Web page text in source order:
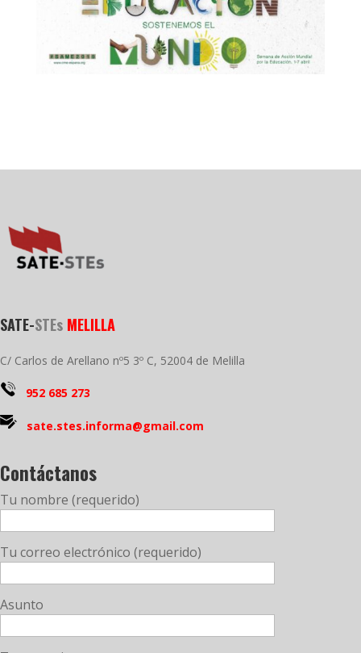
SATE-STEs MELILLA
C/ Carlos de Arellano nº5 3º C, 52004 de Melilla
952 685 273
sate.stes.informa@gmail.com
Contáctanos
Tu nombre (requerido)
Tu correo electrónico (requerido)
Asunto